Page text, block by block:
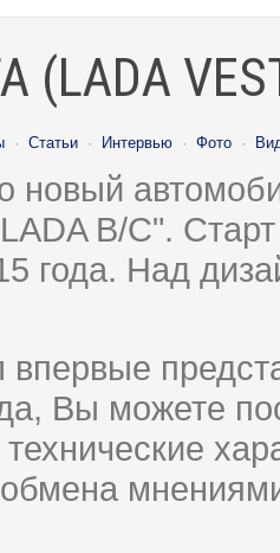
· Статьи · Интервью · Фото ·
новый
B/C".
года. Над
впервые
Вы можете
технические